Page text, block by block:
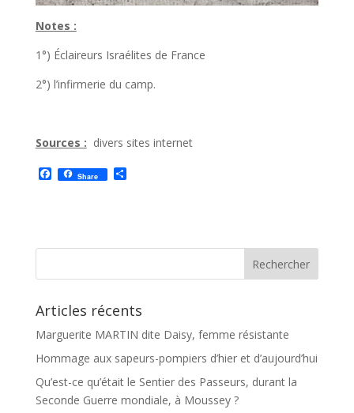
Notes :
1°) Éclaireurs Israélites de France
2°) l’infirmerie du camp.
Sources : divers sites internet
F
a
o
Share P
e
Articles récents
Marguerite MARTIN dite Daisy, femme résistante
Hommage aux sapeurs-pompiers d’hier et d’aujourd’hui
Qu’est-ce qu’était le Sentier des Passeurs, durant la
Seconde Guerre mondiale, à Moussey ?